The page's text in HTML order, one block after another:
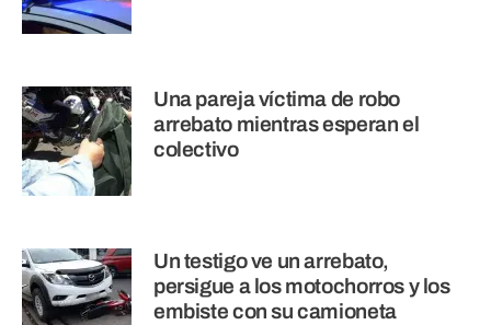
Una pareja víctima de robo
arrebato mientras esperan el
colectivo
Un testigo ve un arrebato,
persigue a los motochorros y los
embiste con su camioneta